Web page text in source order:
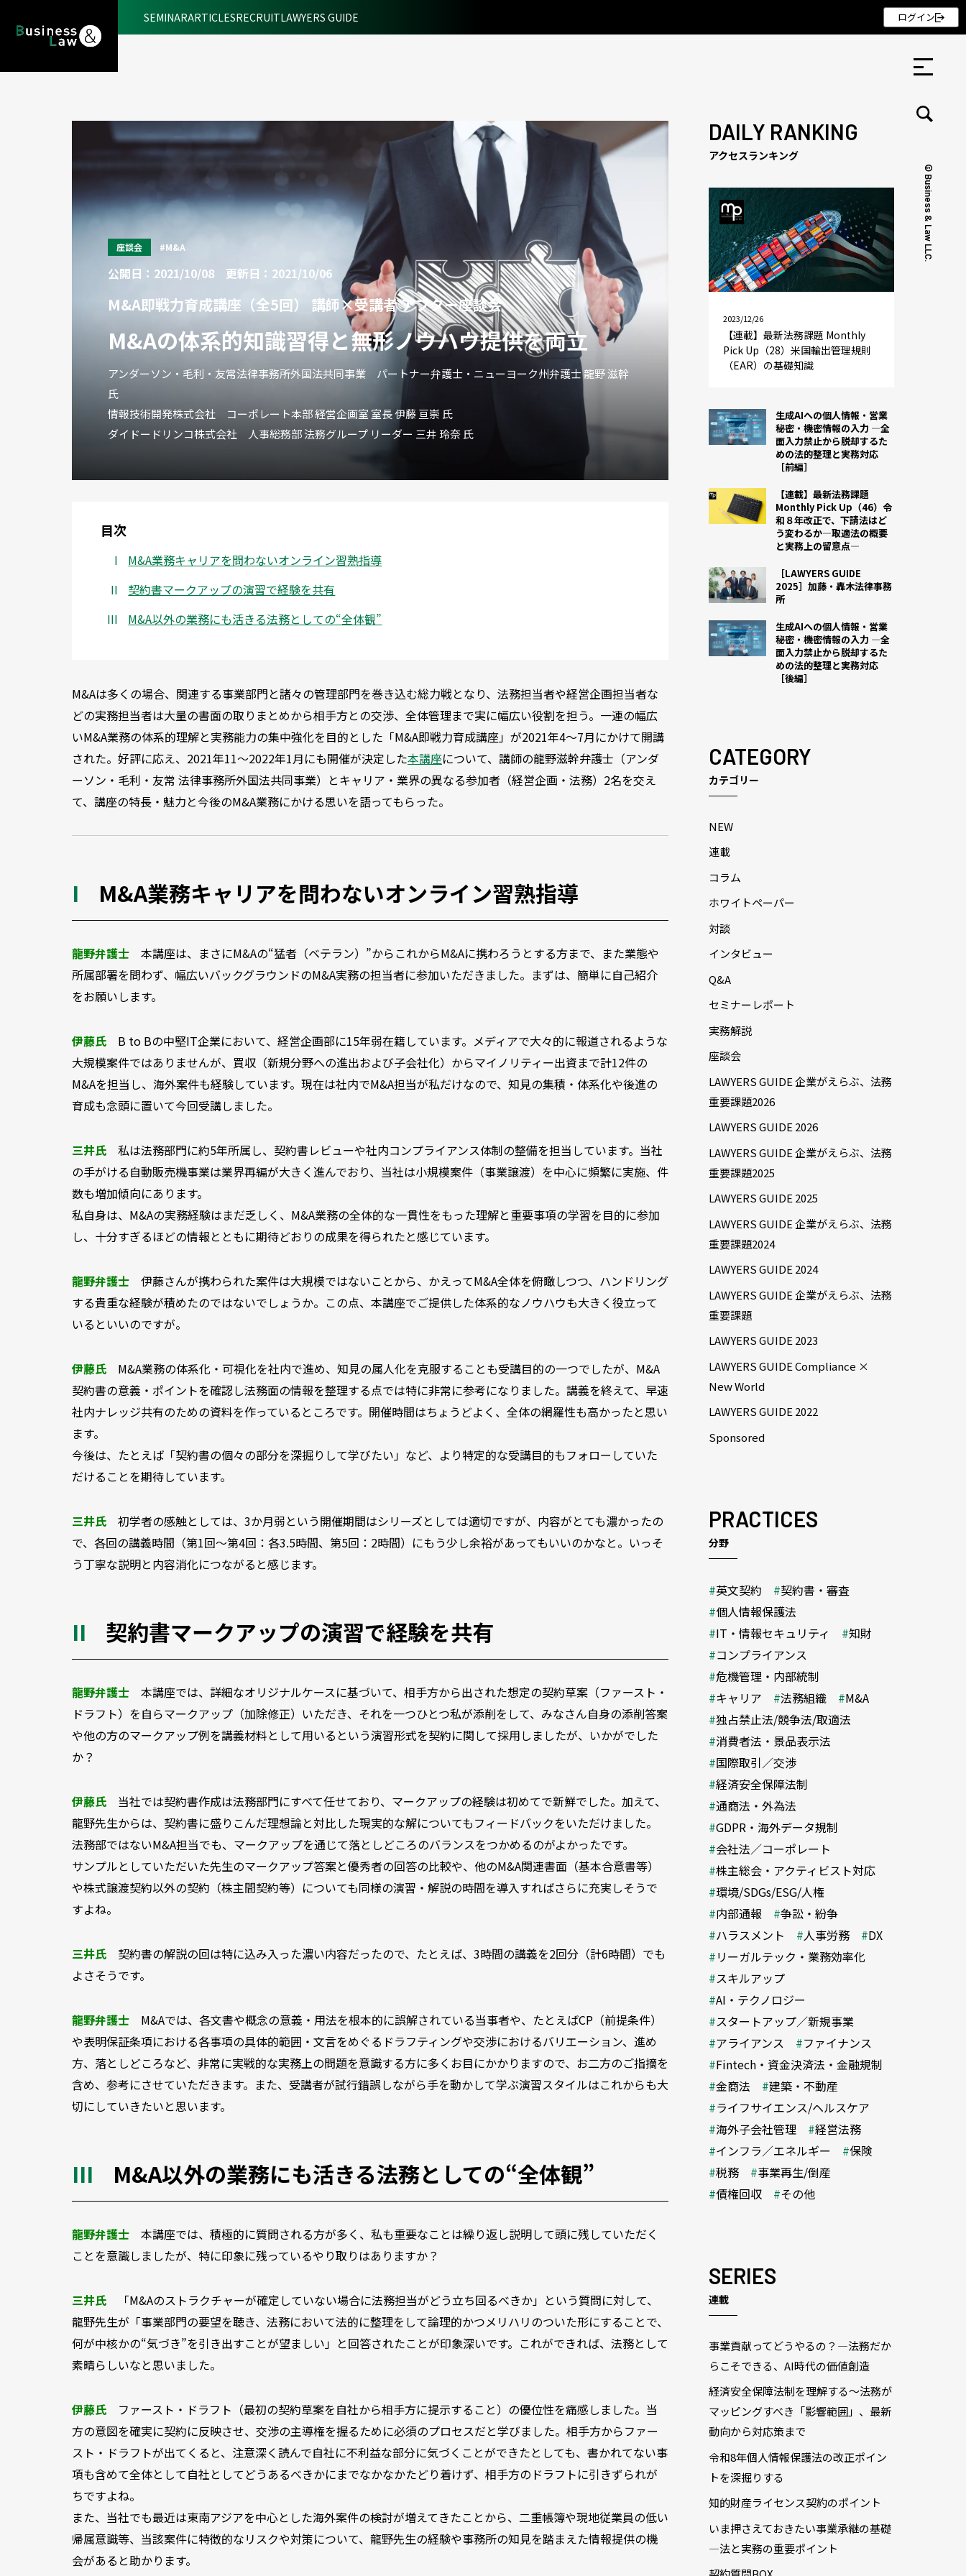
© Business & Law LLC.
セミナー ・ 記事
セミナー
記事
リクルート
SEMINARARTICLESRECRUITLAWYERS GUIDE ログイン
座談会 #M&A
公開日：2021/10/08 更新日：2021/10/06
M&A即戦力育成講座（全5回） 講師×受講者 アフター座談会
M&Aの体系的知識習得と無形ノウハウ提供を両立
アンダーソン・毛利・友常法律事務所外国法共同事業 パートナー弁護士・ニューヨーク州弁護士 龍野 滋幹
氏
情報技術開発株式会社 コーポレート本部 経営企画室 室長 伊藤 亘崇 氏
ダイドードリンコ株式会社 人事総務部 法務グループ リーダー 三井 玲奈 氏
目次
M&A業務キャリアを問わないオンライン習熟指導
契約書マークアップの演習で経験を共有
M&A以外の業務にも活きる法務としての“全体観”
M&Aは多くの場合、関連する事業部門と諸々の管理部門を巻き込む総力戦となり、法務担当者や経営企画担当者な
どの実務担当者は大量の書面の取りまとめから相手方との交渉、全体管理まで実に幅広い役割を担う。一連の幅広
いM&A業務の体系的理解と実務能力の集中強化を目的とした「M&A即戦力育成講座」が2021年4〜7月にかけて開講
された。好評に応え、2021年11～2022年1月にも開催が決定した本講座について、講師の龍野滋幹弁護士（アンダ
ーソン・毛利・友常 法律事務所外国法共同事業）とキャリア・業界の異なる参加者（経営企画・法務）2名を交え
て、講座の特長・魅力と今後のM&A業務にかける思いを語ってもらった。
M&A業務キャリアを問わないオンライン習熟指導
龍野弁護士 本講座は、まさにM&Aの“猛者（ベテラン）”からこれからM&Aに携わろうとする方まで、また業態や
所属部署を問わず、幅広いバックグラウンドのM&A実務の担当者に参加いただきました。まずは、簡単に自己紹介
をお願いします。
伊藤氏 B to Bの中堅IT企業において、経営企画部に15年弱在籍しています。メディアで大々的に報道されるような
大規模案件ではありませんが、買収（新規分野への進出および子会社化）からマイノリティー出資まで計12件の
M&Aを担当し、海外案件も経験しています。現在は社内でM&A担当が私だけなので、知見の集積・体系化や後進の
育成も念頭に置いて今回受講しました。
三井氏 私は法務部門に約5年所属し、契約書レビューや社内コンプライアンス体制の整備を担当しています。当社
の手がける自動販売機事業は業界再編が大きく進んでおり、当社は小規模案件（事業譲渡）を中心に頻繁に実施、件
数も増加傾向にあります。
私自身は、M&Aの実務経験はまだ乏しく、M&A業務の全体的な一貫性をもった理解と重要事項の学習を目的に参加
し、十分すぎるほどの情報とともに期待どおりの成果を得られたと感じています。
龍野弁護士 伊藤さんが携わられた案件は大規模ではないことから、かえってM&A全体を俯瞰しつつ、ハンドリング
する貴重な経験が積めたのではないでしょうか。この点、本講座でご提供した体系的なノウハウも大きく役立って
いるといいのですが。
伊藤氏 M&A業務の体系化・可視化を社内で進め、知見の属人化を克服することも受講目的の一つでしたが、M&A
契約書の意義・ポイントを確認し法務面の情報を整理する点では特に非常に参考になりました。講義を終えて、早速
社内ナレッジ共有のための資料を作っているところです。開催時間はちょうどよく、全体の網羅性も高かったと思い
ます。
今後は、たとえば「契約書の個々の部分を深掘りして学びたい」など、より特定的な受講目的もフォローしていた
だけることを期待しています。
三井氏 初学者の感触としては、3か月弱という開催期間はシリーズとしては適切ですが、内容がとても濃かったの
で、各回の講義時間（第1回〜第4回：各3.5時間、第5回：2時間）にもう少し余裕があってもいいのかなと。いっそ
う丁寧な説明と内容消化につながると感じます。
契約書マークアップの演習で経験を共有
龍野弁護士 本講座では、詳細なオリジナルケースに基づいて、相手方から出された想定の契約草案（ファースト・
ドラフト）を自らマークアップ（加除修正）いただき、それを一つひとつ私が添削をして、みなさん自身の添削答案
や他の方のマークアップ例を講義材料として用いるという演習形式を契約に関して採用しましたが、いかがでした
か？
伊藤氏 当社では契約書作成は法務部門にすべて任せており、マークアップの経験は初めてで新鮮でした。加えて、
龍野先生からは、契約書に盛りこんだ理想論と対比した現実的な解についてもフィードバックをいただけました。
法務部ではないM&A担当でも、マークアップを通じて落としどころのバランスをつかめるのがよかったです。
サンプルとしていただいた先生のマークアップ答案と優秀者の回答の比較や、他のM&A関連書面（基本合意書等）
や株式譲渡契約以外の契約（株主間契約等）についても同様の演習・解説の時間を導入すればさらに充実しそうで
すよね。
三井氏 契約書の解説の回は特に込み入った濃い内容だったので、たとえば、3時間の講義を2回分（計6時間）でも
よさそうです。
龍野弁護士 M&Aでは、各文書や概念の意義・用法を根本的に誤解されている当事者や、たとえばCP（前提条件）
や表明保証条項における各事項の具体的範囲・文言をめぐるドラフティングや交渉におけるバリエーション、進め
方、落としどころなど、非常に実戦的な実務上の問題を意識する方に多くお目にかかりますので、お二方のご指摘を
含め、参考にさせていただきます。また、受講者が試行錯誤しながら手を動かして学ぶ演習スタイルはこれからも大
切にしていきたいと思います。
M&A以外の業務にも活きる法務としての“全体観”
龍野弁護士 本講座では、積極的に質問される方が多く、私も重要なことは繰り返し説明して頭に残していただく
ことを意識しましたが、特に印象に残っているやり取りはありますか？
三井氏
「M&Aのストラクチャーが確定していない場合に法務担当がどう立ち回るべきか」という質問に対して、
龍野先生が「事業部門の要望を聴き、法務において法的に整理をして論理的かつメリハリのついた形にすることで、
何が中核かの“気づき”を引き出すことが望ましい」と回答されたことが印象深いです。これができれば、法務として
素晴らしいなと思いました。
伊藤氏 ファースト・ドラフト（最初の契約草案を自社から相手方に提示すること）の優位性を痛感しました。当
方の意図を確実に契約に反映させ、交渉の主導権を握るために必須のプロセスだと学びました。相手方からファー
スト・ドラフトが出てくると、注意深く読んで自社に不利益な部分に気づくことができたとしても、書かれてない事
項も含めて全体として自社としてどうあるべきかにまでなかなかたどり着けず、相手方のドラフトに引きずられが
ちですよね。
また、当社でも最近は東南アジアを中心とした海外案件の検討が増えてきたことから、二重帳簿や現地従業員の低い
帰属意識等、当該案件に特徴的なリスクや対策について、龍野先生の経験や事務所の知見を踏まえた情報提供の機
会があると助かります。
DAILY RANKING
アクセスランキング
2023/12/26
【連載】最新法務課題 Monthly
Pick Up（28）米国輸出管理規則
（EAR）の基礎知識
生成AIへの個人情報・営業
秘密・機密情報の入力 ―全
面入力禁止から脱却するた
めの法的整理と実務対応
［前編］
【連載】最新法務課題
Monthly Pick Up（46）令
和８年改正で、下請法はど
う変わるか―取適法の概要
と実務上の留意点―
［LAWYERS GUIDE
2025］加藤・轟木法律事務
所
生成AIへの個人情報・営業
秘密・機密情報の入力 ―全
面入力禁止から脱却するた
めの法的整理と実務対応
［後編］
CATEGORY
カテゴリー
NEW
連載
コラム
ホワイトペーパー
対談
インタビュー
Q&A
セミナーレポート
実務解説
座談会
LAWYERS GUIDE 企業がえらぶ、法務
重要課題2026
LAWYERS GUIDE 2026
LAWYERS GUIDE 企業がえらぶ、法務
重要課題2025
LAWYERS GUIDE 2025
LAWYERS GUIDE 企業がえらぶ、法務
重要課題2024
LAWYERS GUIDE 2024
LAWYERS GUIDE 企業がえらぶ、法務
重要課題
LAWYERS GUIDE 2023
LAWYERS GUIDE Compliance ×
New World
LAWYERS GUIDE 2022
Sponsored
PRACTICES
分野
英文契約
契約書・審査
個人情報保護法
IT・情報セキュリティ
知財
コンプライアンス
危機管理・内部統制
キャリア
法務組織
M&A
独占禁止法/競争法/取適法
消費者法・景品表示法
国際取引／交渉
経済安全保障法制
通商法・外為法
GDPR・海外データ規制
会社法／コーポレート
株主総会・アクティビスト対応
環境/SDGs/ESG/人権
内部通報
争訟・紛争
ハラスメント
人事労務
DX
リーガルテック・業務効率化
スキルアップ
AI・テクノロジー
スタートアップ／新規事業
アライアンス
ファイナンス
Fintech・資金決済法・金融規制
金商法
建築・不動産
ライフサイエンス/ヘルスケア
海外子会社管理
経営法務
インフラ／エネルギー
保険
税務
事業再生/倒産
債権回収
その他
SERIES
連載
事業貢献ってどうやるの？―法務だか
らこそできる、AI時代の価値創造
経済安全保障法制を理解する～法務が
マッピングすべき「影響範囲」、最新
動向から対応策まで
令和8年個人情報保護法の改正ポイン
トを深掘りする
知的財産ライセンス契約のポイント
いま押さえておきたい事業承継の基礎
―法と実務の重要ポイント